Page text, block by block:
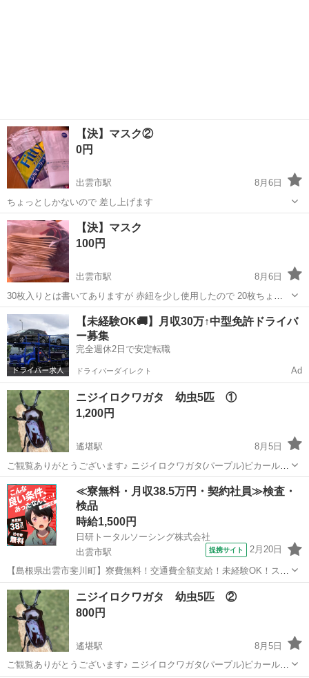
【決】マスク②
0円
出雲市駅
8月6日
ちょっとしかないので 差し上げます
島根 出雲市 出雲市駅
【決】マスク
100円
出雲市駅
8月6日
30枚入りとは書いてありますが 赤紐を少し使用したので 20枚ちょっ
とになります 外袋をあけていますので 理解していただける方のみ 購
入をお願いします
島根 出雲市 出雲市駅 その他
【未経験OK🚚】月収30万↑中型免許ドライバ
ー募集
完全週休2日で安定転職
ドライバーダイレクト Ad
ニジイロクワガタ 幼虫5匹 ①
1,200円
遙堪駅
8月5日
ご観覧ありがとうございます♪ ニジイロクワガタ(パープル)ピカール血
統の幼虫5匹になります。 幼虫は2令~3令幼虫です。 親個体は♂54
♀37 パープルのニジイロクワガタは珍しいと思います 親も大きく.産
まれてすぐに...
島根 出雲市 遙堪駅 その他
≪寮無料・月収38.5万円・契約社員≫検査・
検品
時給1,500円
日研トータルソーシング株式会社
出雲市駅
提携サイト 2月20日
【島根県出雲市斐川町】寮費無料！交通費全額支給！未経験OK！スマ
ホ等に使用される電子部品の製造《お仕事No.9A1035》 お仕事につい
て セラミックコンデンサという自動車やスマートフォン等の中に組み
込まれている、一時的に...
島根 出雲市 出雲市駅 その他
ニジイロクワガタ 幼虫5匹 ②
800円
遙堪駅
8月5日
ご観覧ありがとうございます♪ ニジイロクワガタ(パープル)ピカール血